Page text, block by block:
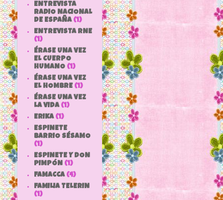
ENTREVISTA
RADIO NACIONAL
DE ESPAÑA (1)
ENTREVISTA RNE
(1)
ÉRASE UNA VEZ
EL CUERPO
HUMANO (1)
ÉRASE UNA VEZ
EL HOMBRE (1)
ÉRASE UNA VEZ
LA VIDA (1)
ERIKA (1)
ESPINETE
BARRIO SÉSAMO
(1)
ESPINETE Y DON
PIMPÓN (1)
FAMACCA (4)
FAMILIA TELERIN
(1)